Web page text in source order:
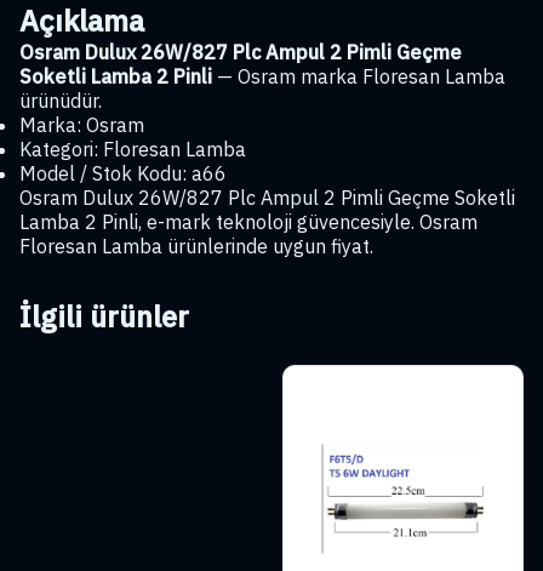
Lamba
2
Pinli
adet
Açıklama
Osram Dulux 26W/827 Plc Ampul 2 Pimli Geçme
Soketli Lamba 2 Pinli — Osram marka Floresan Lamba
ürünüdür.
Marka: Osram
Kategori: Floresan Lamba
Model / Stok Kodu: a66
Osram Dulux 26W/827 Plc Ampul 2 Pimli Geçme Soketli
Lamba 2 Pinli, e-mark teknoloji güvencesiyle. Osram
Floresan Lamba ürünlerinde uygun fiyat.
İlgili ürünler